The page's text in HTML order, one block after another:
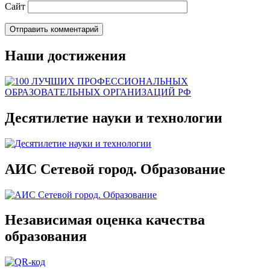
Сайт
Наши достижения
Десятилетие науки и технологии
АИС Сетевой город. Образование
Независимая оценка качества
образования